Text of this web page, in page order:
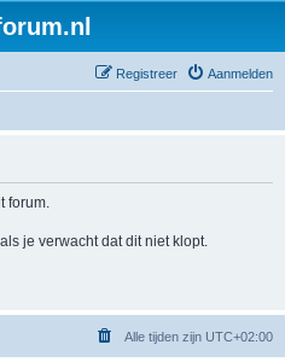
Aanmelden
Registreer
forum.
als je verwacht dat dit niet klopt.
Alle tijden zijn UTC+02:00